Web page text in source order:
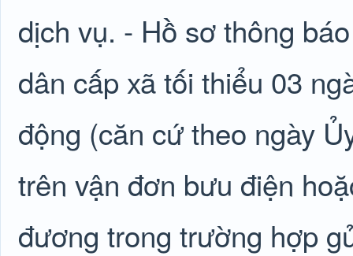
dịch vụ. - Hồ sơ thông
dân cấp xã tối thiểu 03
động (căn cứ theo ngày
trên vận đơn bưu điện
đương trong trường hợp